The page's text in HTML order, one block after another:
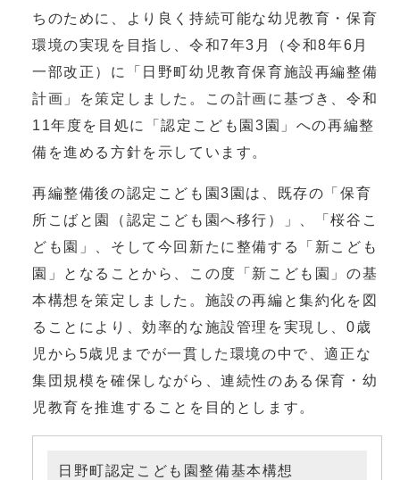
ちのために、より良く持続可能な幼児教育・保育
環境の実現を目指し、令和7年3月（令和8年6月
一部改正）に「日野町幼児教育保育施設再編整備
計画」を策定しました。この計画に基づき、令和
11年度を目処に「認定こども園3園」への再編整
備を進める方針を示しています。
再編整備後の認定こども園3園は、既存の「保育
所こばと園（認定こども園へ移行）」、「桜谷こ
ども園」、そして今回新たに整備する「新こども
園」となることから、この度「新こども園」の基
本構想を策定しました。施設の再編と集約化を図
ることにより、効率的な施設管理を実現し、0歳
児から5歳児までが一貫した環境の中で、適正な
集団規模を確保しながら、連続性のある保育・幼
児教育を推進することを目的とします。
日野町認定こども園整備基本構想